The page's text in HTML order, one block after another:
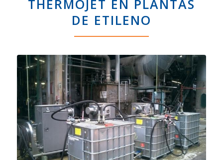
THERMOJET EN PLANTAS
DE ETILENO